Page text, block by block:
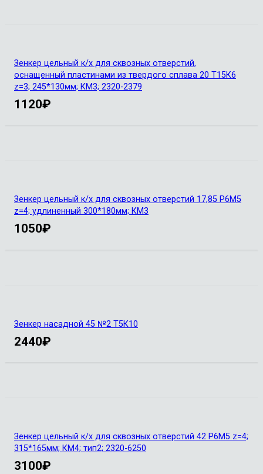
Зенкер цельный к/х для сквозных отверстий,
оснащенный пластинами из твердого сплава 20 Т15К6
z=3; 245*130мм; КМ3; 2320-2379
1120₽
Зенкер цельный к/х для сквозных отверстий 17,85 Р6М5
z=4; удлиненный 300*180мм; КМ3
1050₽
Зенкер насадной 45 №2 Т5К10
2440₽
Зенкер цельный к/х для сквозных отверстий 42 Р6М5 z=4;
315*165мм; КМ4; тип2; 2320-6250
3100₽